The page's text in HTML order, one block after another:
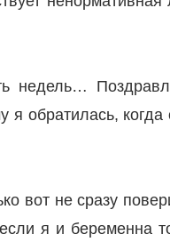
недель…
обратилась,
вот не сразу
я и беременна